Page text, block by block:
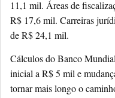
11,1 mil. Áreas de
R$ 17,6 mil. Carreiras
de R$ 24,1 mil.
Cálculos do Banco
inicial a R$ 5 mil e
tornar mais longo o